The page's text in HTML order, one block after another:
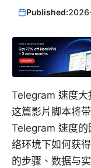
Published:
Telegram 速度大
这篇影片脚本将
Telegram 速度的
络环境下如何获
的步骤、数据与